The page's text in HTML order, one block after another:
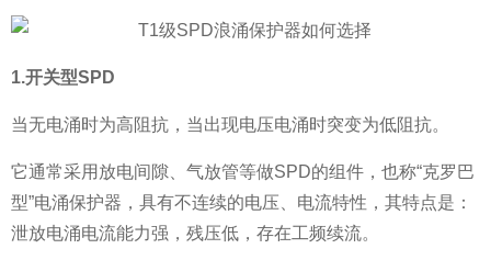
1.开关型SPD
当无电涌时为高阻抗，当出现电压电涌时突变为低阻抗。
它通常采用放电间隙、气放管等做SPD的组件，也称“克罗巴
型”电涌保护器，具有不连续的电压、电流特性，其特点是：
泄放电涌电流能力强，残压低，存在工频续流。